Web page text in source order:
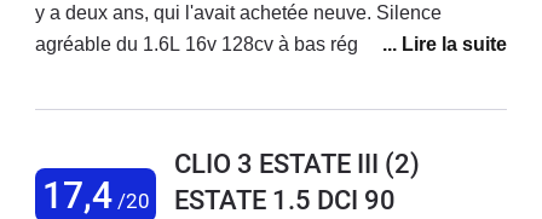
y a deux ans, qui l'avait achetée neuve. Silence
agréable du 1.6L 16v 128cv à bas régimes, tenue de
même sur de longs trajets, volumes de l'habitacle et du
j'avoue que j'ai le pieds un peu lourd, on peut
descendre aux alentours de 6.5L/100km mais attention
17,4/20
CLIO 3 ESTATE III (2)
ESTATE 1.5 DCI 90